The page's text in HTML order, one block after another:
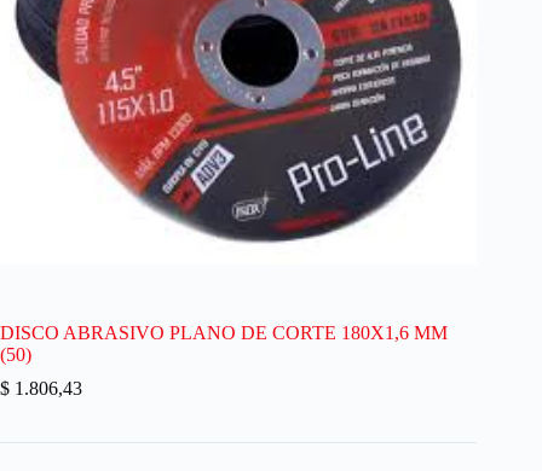
DISCO ABRASIVO PLANO DE CORTE 180X1,6 MM
(50)
$ 1.806,43